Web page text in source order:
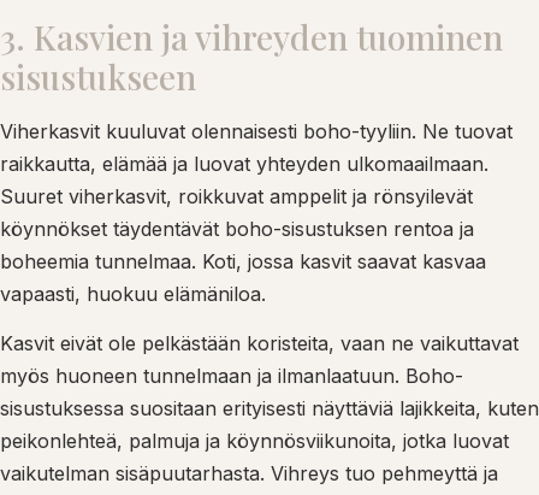
3. Kasvien ja vihreyden tuominen
sisustukseen
Viherkasvit kuuluvat olennaisesti boho-tyyliin. Ne tuovat
raikkautta, elämää ja luovat yhteyden ulkomaailmaan.
Suuret viherkasvit, roikkuvat amppelit ja rönsyilevät
köynnökset täydentävät boho-sisustuksen rentoa ja
boheemia tunnelmaa. Koti, jossa kasvit saavat kasvaa
vapaasti, huokuu elämäniloa.
Kasvit eivät ole pelkästään koristeita, vaan ne vaikuttavat
myös huoneen tunnelmaan ja ilmanlaatuun. Boho-
sisustuksessa suositaan erityisesti näyttäviä lajikkeita, kuten
peikonlehteä, palmuja ja köynnösviikunoita, jotka luovat
vaikutelman sisäpuutarhasta. Vihreys tuo pehmeyttä ja